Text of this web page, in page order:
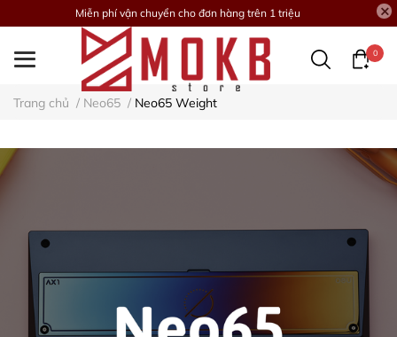
Miễn phí vận chuyển cho đơn hàng trên 1 triệu
0
Trang chủ / Neo65 / Neo65 Weight